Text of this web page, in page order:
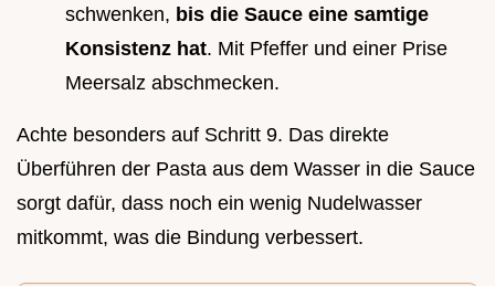
schwenken, bis die Sauce eine samtige
Konsistenz hat. Mit Pfeffer und einer Prise
Meersalz abschmecken.
Achte besonders auf Schritt 9. Das direkte
Überführen der Pasta aus dem Wasser in die Sauce
sorgt dafür, dass noch ein wenig Nudelwasser
mitkommt, was die Bindung verbessert.